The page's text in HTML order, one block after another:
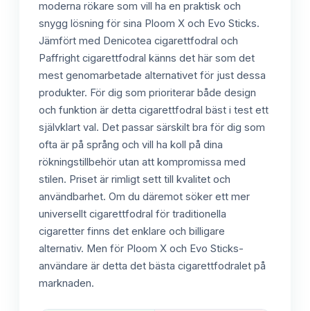
moderna rökare som vill ha en praktisk och
snygg lösning för sina Ploom X och Evo Sticks.
Jämfört med Denicotea cigarettfodral och
Paffright cigarettfodral känns det här som det
mest genomarbetade alternativet för just dessa
produkter. För dig som prioriterar både design
och funktion är detta cigarettfodral bäst i test ett
självklart val. Det passar särskilt bra för dig som
ofta är på språng och vill ha koll på dina
rökningstillbehör utan att kompromissa med
stilen. Priset är rimligt sett till kvalitet och
användbarhet. Om du däremot söker ett mer
universellt cigarettfodral för traditionella
cigaretter finns det enklare och billigare
alternativ. Men för Ploom X och Evo Sticks-
användare är detta det bästa cigarettfodralet på
marknaden.